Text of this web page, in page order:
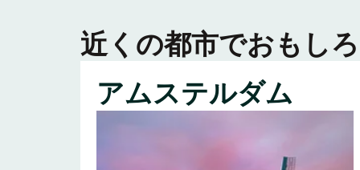
近くの都市でおもし
アムステルダム